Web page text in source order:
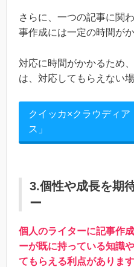
さらに、一つの記事に関
事作成には一定の時間が
対応に時間がかかるため
は、対応してもらえない
クイッカ×クラウディ
ス」
3.個性や成長を期
ー
個人のライターに記事作
ーが既に持っている知識
てもらえる利点があります